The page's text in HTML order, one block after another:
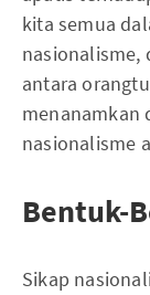
kita semua
nasionalisme,
antara
menanamkan
nasionalisme
Bentuk-
Sikap